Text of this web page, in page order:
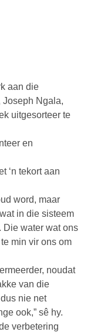
aan die
Joseph Ngala,
uitgesorteer te
en
‘n tekort aan
word, maar
in die sisteem
Die water wat ons
min vir ons om
noudat
van die
nie net
ook,” sê hy.
verbetering